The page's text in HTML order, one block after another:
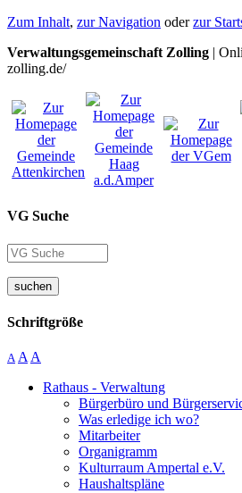
Zum Inhalt, zur Navigation oderzur
Verwaltungsgemeinschaft Zolling |
zolling.de/
VG Suche
suchen
Schriftgröße
A A A
Rathaus - Verwaltung
Bürgerbüro und
Was erledige ich wo?
Mitarbeiter
Organigramm
Kulturraum Ampertal e.V.
Haushaltspläne